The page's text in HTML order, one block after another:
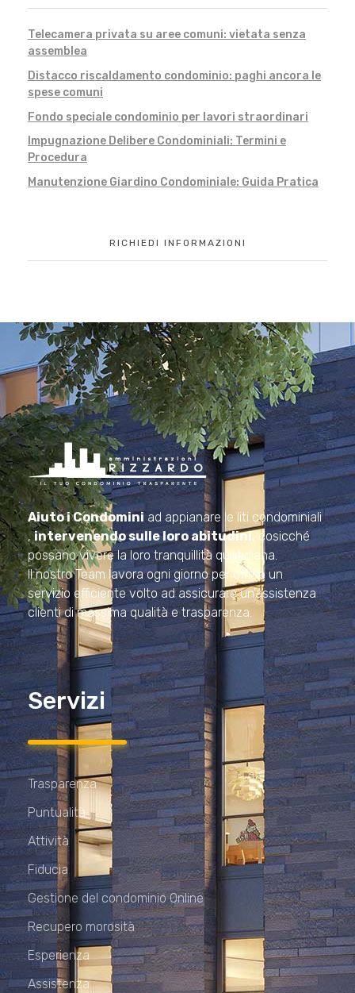
Telecamera privata su aree comuni: vietata senza
assemblea
Distacco riscaldamento condominio: paghi ancora le
spese comuni
Fondo speciale condominio per lavori straordinari
Impugnazione Delibere Condominiali: Termini e
Procedura
Manutenzione Giardino Condominiale: Guida Pratica
RICHIEDI INFORMAZIONI
Amministrazioni Rizzardo
Il tuo condominio trasparente
Aiuto i Condominiad appianare le liti condominiali
,intervenendo sulle loro abitudini, cosicché
possano vivere la loro tranquillità quotidiana.
Il nostro Team lavora ogni giorno per offrire un
servizio efficiente volto ad assicurare un’assistenza
clienti di massima qualità e trasparenza.
Servizi
Trasparenza
Puntualità
Attività
Fiducia
Gestione del condominio Online
Recupero morosità
Esperienza
Assistenza